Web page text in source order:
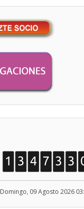
Domingo, 09 Agosto 2026